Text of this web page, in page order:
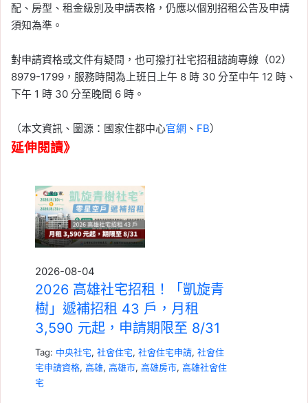
配、房型、租金級別及申請表格，仍應以個別招租公告及申請
須知為準。
對申請資格或文件有疑問，也可撥打社宅招租諮詢專線（02）
8979-1799，服務時間為上班日上午 8 時 30 分至中午 12 時、
下午 1 時 30 分至晚間 6 時。
（本文資訊、圖源：國家住都中心官網 、 FB）
延伸閱讀》
2026-08-04
2026 高雄社宅招租！「凱旋青
樹」遞補招租 43 戶，月租
3,590 元起，申請期限至 8/31
Tag: 中央社宅, 社會住宅, 社會住宅申請, 社會住
宅申請資格, 高雄, 高雄市, 高雄房市, 高雄社會住
宅